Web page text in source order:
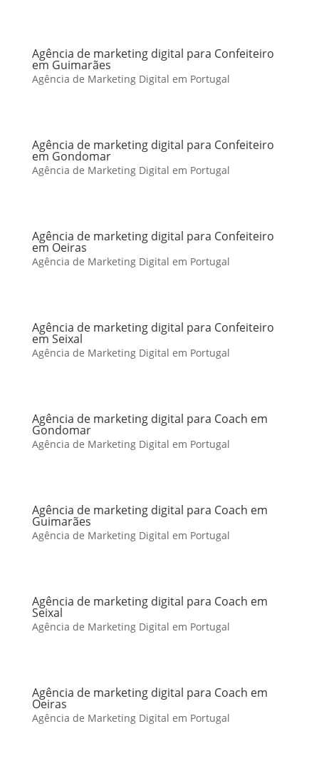
Agência de marketing digital para Confeiteiro
em Guimarães
Agência de Marketing Digital em Portugal
Agência de marketing digital para Confeiteiro
em Gondomar
Agência de Marketing Digital em Portugal
Agência de marketing digital para Confeiteiro
em Oeiras
Agência de Marketing Digital em Portugal
Agência de marketing digital para Confeiteiro
em Seixal
Agência de Marketing Digital em Portugal
Agência de marketing digital para Coach em
Gondomar
Agência de Marketing Digital em Portugal
Agência de marketing digital para Coach em
Guimarães
Agência de Marketing Digital em Portugal
Agência de marketing digital para Coach em
Seixal
Agência de Marketing Digital em Portugal
Agência de marketing digital para Coach em
Oeiras
Agência de Marketing Digital em Portugal